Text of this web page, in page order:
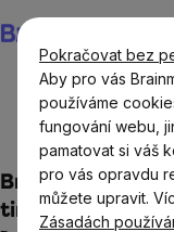
Pokračovat bez
Aby pro vás
používáme
fungování webu,
pamatovat si váš
pro vás opravdu
můžete upravit.
Zásadách
na
obsah
Doplňky stravy
BrainMax Pure®
tinktura 1:3, 100